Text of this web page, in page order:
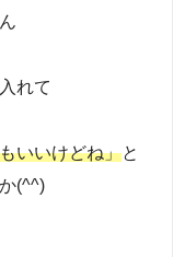
れて
いいけどね」と
(^^)